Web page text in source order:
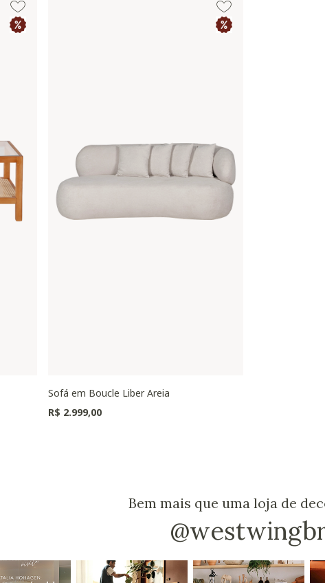
Sofá em Boucle Liber Areia
R$ 2.999,00
Bem mais que uma loja de